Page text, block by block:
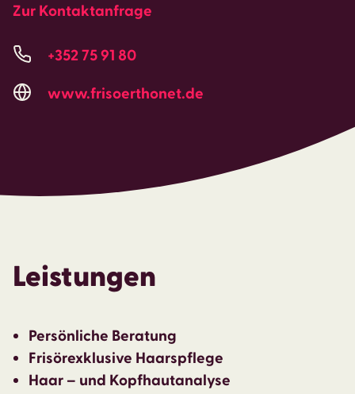
Zur Kontaktanfrage
+352 75 91 80
www.frisoerthonet.de
Leistungen
Persönliche Beratung
Frisörexklusive Haarspflege
Haar – und Kopfhautanalyse